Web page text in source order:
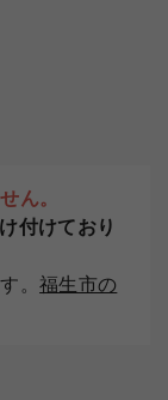
ん。
付けており
。福生市の